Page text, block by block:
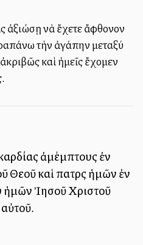
ἀξιώσῃ νὰ ἔχετε ἄφθονον
τὴν ἀγάπην μεταξύ
καὶ ἡμεῖς ἔχομεν
ἀμέμπτους ἐν
Θεοῦ καὶ πατρὸς ἡμῶν ἐν
ἡμῶν Ἰησοῦ Χριστοῦ